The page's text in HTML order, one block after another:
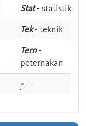
Stat- statistik
Tek- teknik
Tern-
peternakan
-- -